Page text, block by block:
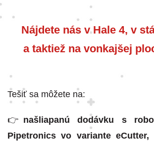
Nájdete nás v Hale 4, v
a taktiež na vonkajšej
Tešiť sa môžete na:
👉 našliapanú dodávku s
Pipetronics vo variante